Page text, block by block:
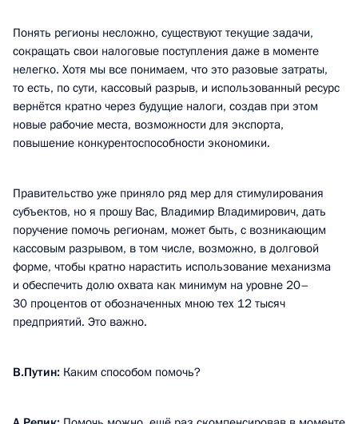
Понять регионы несложно, существуют текущие задачи,
сокращать свои налоговые поступления даже в моменте
нелегко. Хотя мы все понимаем, что это разовые затраты,
то есть, по сути, кассовый разрыв, и использованный ресурс
вернётся кратно через будущие налоги, создав при этом
новые рабочие места, возможности для экспорта,
повышение конкурентоспособности экономики.
Правительство уже приняло ряд мер для стимулирования
субъектов, но я прошу Вас, Владимир Владимирович, дать
поручение помочь регионам, может быть, с возникающим
кассовым разрывом, в том числе, возможно, в долговой
форме, чтобы кратно нарастить использование механизма
и обеспечить долю охвата как минимум на уровне 20–
30 процентов от обозначенных мною тех 12 тысяч
предприятий. Это важно.
В.Путин: Каким способом помочь?